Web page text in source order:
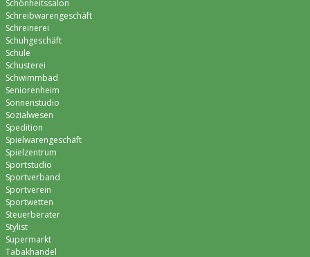
Schönheitssalon
Schreibwarengeschäft
Schreinerei
Schuhgeschäft
Schule
Schusterei
Schwimmbad
Seniorenheim
Sonnenstudio
Sozialwesen
Spedition
Spielwarengeschäft
Spielzentrum
Sportstudio
Sportverband
Sportverein
Sportwetten
Steuerberater
Stylist
Supermarkt
Tabakhandel